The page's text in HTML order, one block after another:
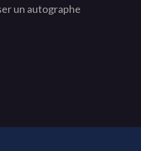
un autographe